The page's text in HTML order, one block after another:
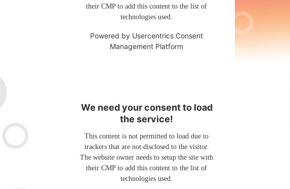
their CMP to add this content to the list of
technologies used.
Powered by Usercentrics Consent
Management Platform
We need your consent to load
the service!
This content is not permitted to load due to
trackers that are not disclosed to the visitor.
The website owner needs to setup the site with
their CMP to add this content to the list of
technologies used.